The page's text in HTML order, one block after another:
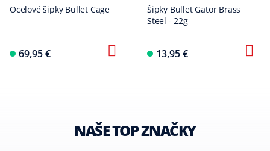
Ocelové šipky Bullet Cage
69,95 €
Šipky Bullet Gator Brass
Steel - 22g
13,95 €
NAŠE TOP ZNAČKY